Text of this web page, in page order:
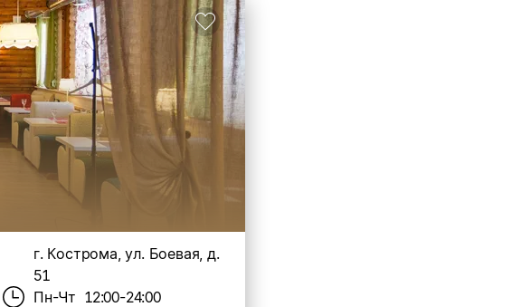
г. Кострома, ул. Боевая, д.
51
Пн-Чт 12:00-24:00